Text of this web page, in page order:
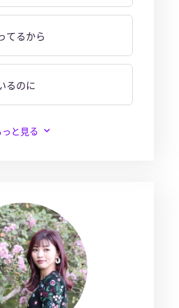
てるから
るのに
っと見る